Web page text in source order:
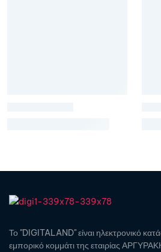
Το "DIGITALAND" είναι ηλεκτρονικό
εμπορικό κομμάτι της εταιρίας